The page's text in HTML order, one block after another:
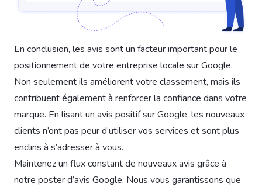
En conclusion, les avis sont un facteur important pour le
positionnement de votre entreprise locale sur Google.
Non seulement ils améliorent votre classement, mais ils
contribuent également à renforcer la confiance dans votre
marque. En lisant un avis positif sur Google, les nouveaux
clients n’ont pas peur d’utiliser vos services et sont plus
enclins à s’adresser à vous.
Maintenez un flux constant de nouveaux avis grâce à
notre poster d’avis Google. Nous vous garantissons que